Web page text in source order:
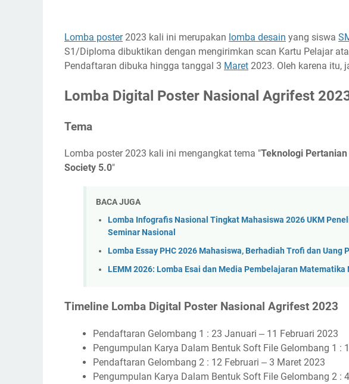
Lomba poster2023 kali ini merupakan lomba desain yang siswa
S1/Diploma dibuktikan dengan mengirimkan scan Kartu Pelajar
Pendaftaran dibuka hingga tanggal 3 Maret 2023. Oleh karena itu,
Lomba Digital Poster Nasional Agrifest
Tema
Lomba poster 2023 kali ini mengangkat tema "Teknologi
Society 5.0"
BACA JUGA
Lomba Infografis Nasional Tingkat Mahasiswa 2026 UKM
Seminar Nasional
Lomba Essay PHC 2026 Mahasiswa, Berhadiah Trofi dan Uang
LEMM 2026: Lomba Esai dan Media Pembelajaran
Timeline Lomba Digital Poster Nasional Agrifest 2023
Pendaftaran Gelombang 1 : 23 Januari ‒ 11 Februari 2023
Pengumpulan Karya Dalam Bentuk Soft File Gelombang 1 :
Pendaftaran Gelombang 2 : 12 Februari ‒ 3 Maret 2023
Pengumpulan Karya Dalam Bentuk Soft File Gelombang 2 :